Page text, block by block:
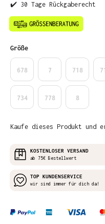
✔️ 30 Tage Rückgaberecht
Größeauswählen
678 7 718
734 778 8
Kaufe dieses Produkt und
KOSTENLOSER VERSAND
ab 75€ Bestellwert
TOP KUNDENSERVICE
wir sind immer für dich da!